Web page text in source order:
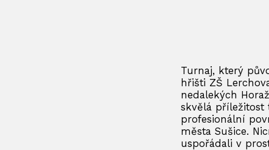
Turnaj, který
hřišti ZŠ
nedalekých
skvělá
profesionální
města Sušice.
uspořádali v